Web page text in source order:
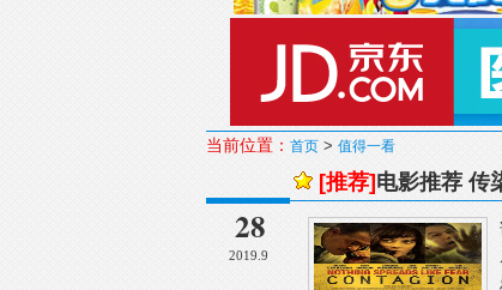
当前位置： 首页 > 值得一看
28
2019.9
[推荐] 电影推荐 传